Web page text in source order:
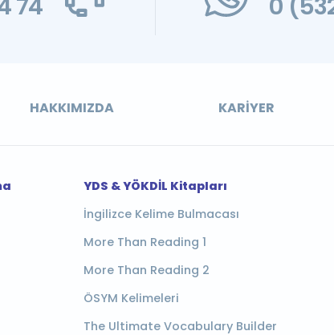
74 0
HAKKIMIZDA KARIYER
YDS & YÖKDİL Kitapları
İngilizce Kelime Bulmacası
More Than Reading 1
More Than Reading 2
ÖSYM Kelimeleri
The Ultimate Vocabulary Builder